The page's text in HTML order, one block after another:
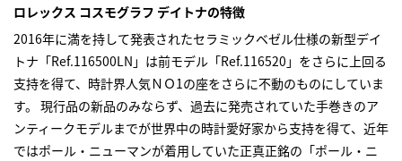
ロレックス コスモグラフ デイトナの特徴
2016年に満を持して発表されたセラミックベゼル仕様の新型デイ
トナ「Ref.116500LN」は前モデル「Ref.116520」をさらに上回る
支持を得て、時計界人気ＮＯ1の座をさらに不動のものにしていま
す。 現行品の新品のみならず、過去に発売されていた手巻きのア
ンティークモデルまでが世界中の時計愛好家から支持を得て、近年
ではポール・ニューマンが着用していた正真正銘の「ポール・ニ